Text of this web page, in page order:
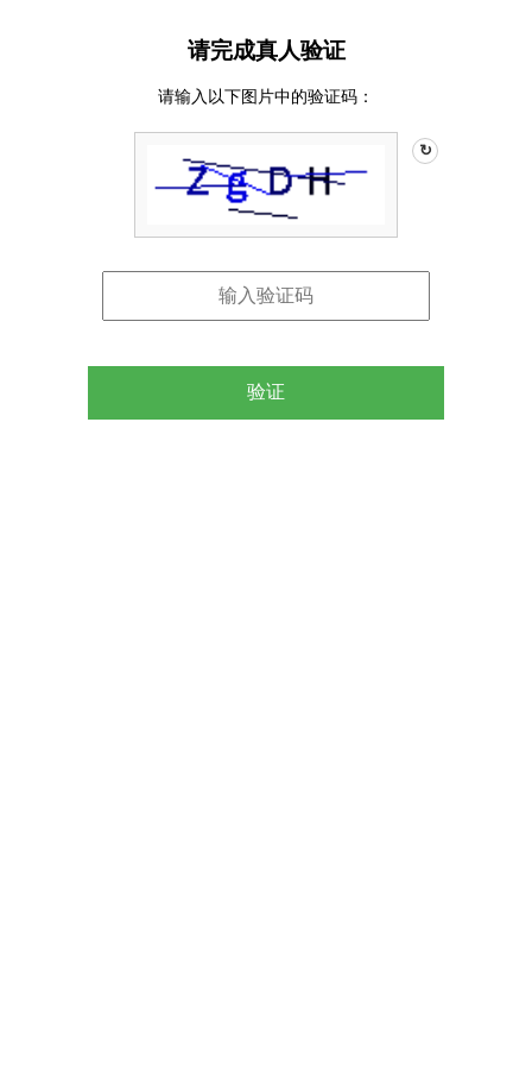
请完成真人验证
请输入以下图片中的验证码：
↻
验证